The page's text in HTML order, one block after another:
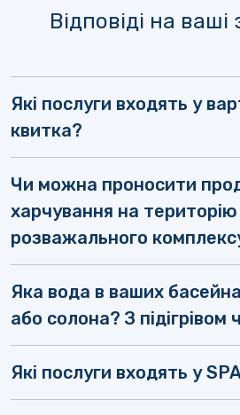
Відповіді на
Які послуги входять у
квитка?
Чи можна проносити
харчування на територію
розважального
Яка вода в ваших
або солона? З підігрівом
Які послуги входять у